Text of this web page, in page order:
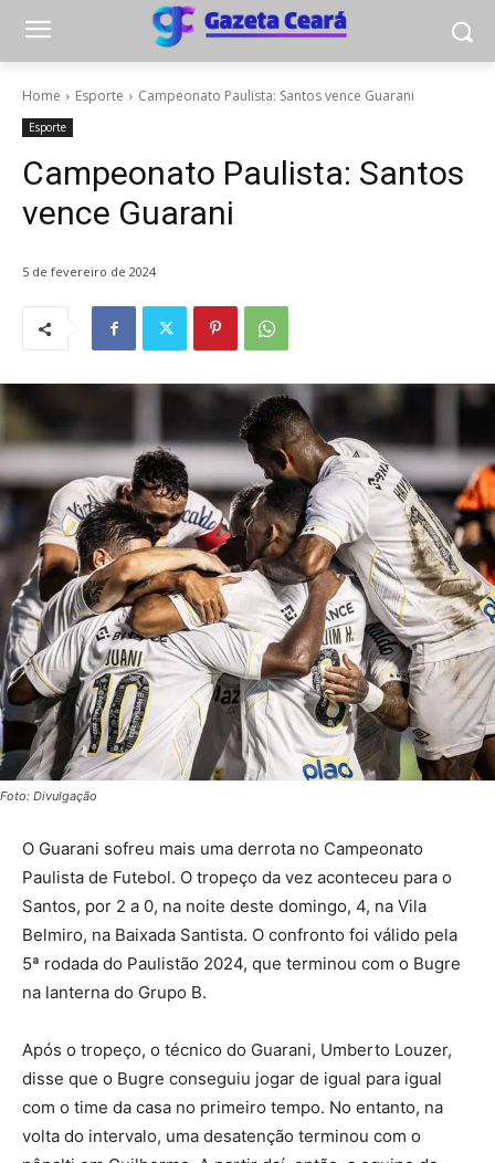
Home Esporte Campeonato Paulista: Santos vence Guarani
Esporte
Campeonato Paulista: Santos
vence Guarani
5 de fevereiro de 2024
Foto: Divulgação
O Guarani sofreu mais uma derrota no Campeonato
Paulista de Futebol. O tropeço da vez aconteceu para o
Santos, por 2 a 0, na noite deste domingo, 4, na Vila
Belmiro, na Baixada Santista. O confronto foi válido pela
5ª rodada do Paulistão 2024, que terminou com o Bugre
na lanterna do Grupo B.
Após o tropeço, o técnico do Guarani, Umberto Louzer,
disse que o Bugre conseguiu jogar de igual para igual
com o time da casa no primeiro tempo. No entanto, na
volta do intervalo, uma desatenção terminou com o